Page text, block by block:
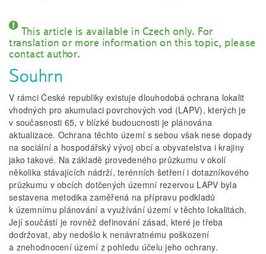
This article is available in Czech only. For
translation or more information on this topic, please
contact author.
Souhrn
V rámci České republiky existuje dlouhodobá ochrana lokalit
vhodných pro akumulaci povrchových vod (LAPV), kterých je
v současnosti 65, v blízké budoucnosti je plánována
aktualizace. Ochrana těchto území s sebou však nese dopady
na sociální a hospodářský vývoj obcí a obyvatelstva i krajiny
jako takové. Na základě provedeného průzkumu v okolí
několika stávajících nádrží, terénních šetření i dotazníkového
průzkumu v obcích dotčených územní rezervou LAPV byla
sestavena metodika zaměřená na přípravu podkladů
k územnímu plánování a využívání území v těchto lokalitách.
Její součástí je rovněž definování zásad, které je třeba
dodržovat, aby nedošlo k nenávratnému poškození
a znehodnocení území z pohledu účelu jeho ochrany.